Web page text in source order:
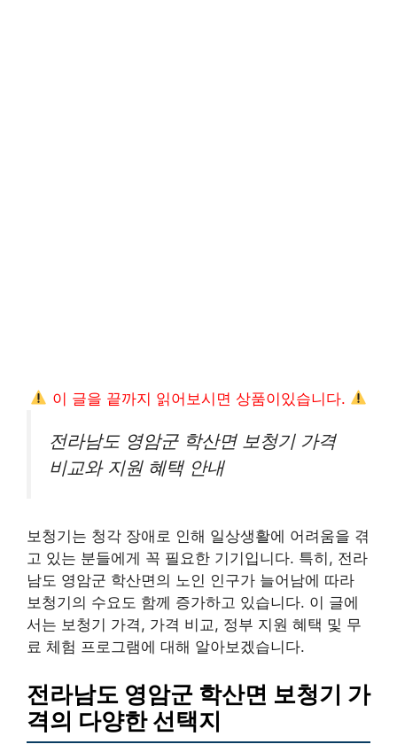
이 글을 끝까지 읽어보시면 상품이있습니다.
전라남도 영암군 학산면 보청기 가격
비교와 지원 혜택 안내
보청기는 청각 장애로 인해 일상생활에 어려움을 겪
고 있는 분들에게 꼭 필요한 기기입니다. 특히, 전라
남도 영암군 학산면의 노인 인구가 늘어남에 따라
보청기의 수요도 함께 증가하고 있습니다. 이 글에
서는 보청기 가격, 가격 비교, 정부 지원 혜택 및 무
료 체험 프로그램에 대해 알아보겠습니다.
전라남도 영암군 학산면 보청기 가
격의 다양한 선택지